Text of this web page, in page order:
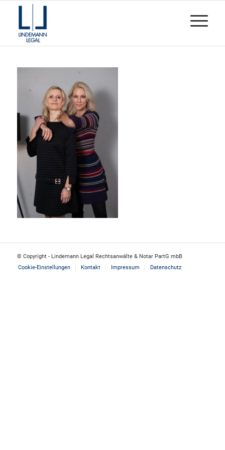
© Copyright - Lindemann Legal Rechtsanwälte & Notar PartG mbB
Cookie-Einstellungen
Kontakt Impressum Datenschutz